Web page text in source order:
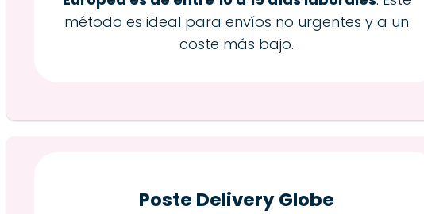
método es ideal para envíos no urgentes y a un
coste más bajo.
Poste Delivery Globe